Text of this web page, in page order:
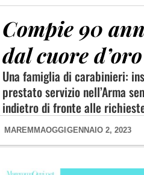
Compie 90
dal cuore d’oro
Una famiglia di carabinieri:
prestato servizio nell’Arma
indietro di fronte alle
MAREMMAOGGI GENNAIO 2, 2023